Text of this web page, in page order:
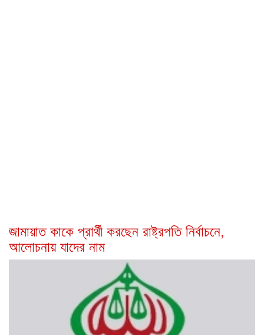
জামায়াত কাকে প্রার্থী করছেন রাষ্ট্রপতি নির্বাচনে,
আলোচনায় যাদের নাম